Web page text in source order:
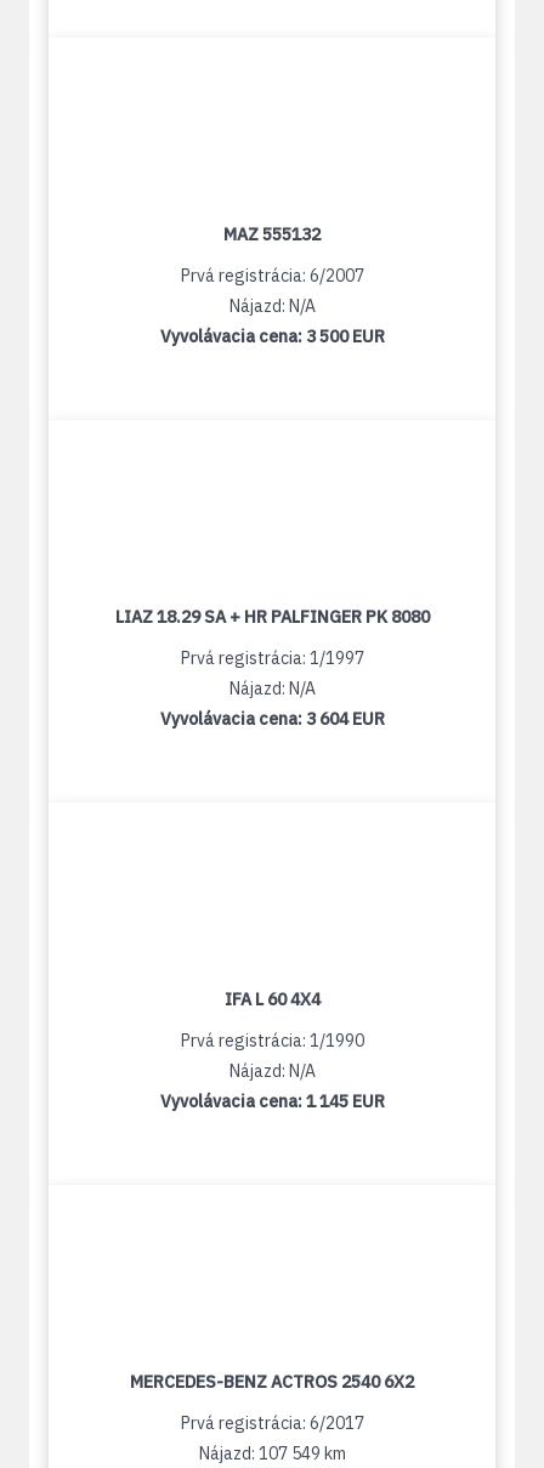
MAZ 555132
Prvá registrácia: 6/2007
Nájazd: N/A
Vyvolávacia cena: 3 500 EUR
LIAZ 18.29 SA + HR PALFINGER PK 8080
Prvá registrácia: 1/1997
Nájazd: N/A
Vyvolávacia cena: 3 604 EUR
IFA L 60 4X4
Prvá registrácia: 1/1990
Nájazd: N/A
Vyvolávacia cena:1 145 EUR
MERCEDES-BENZ ACTROS 2540 6X2
Prvá registrácia: 6/2017
Nájazd: 107 549 km